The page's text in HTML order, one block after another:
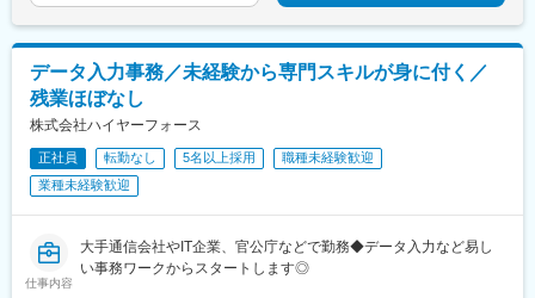
データ入力事務／未経験から専門スキルが身に付く／
残業ほぼなし
株式会社ハイヤーフォース
正社員 転勤なし 5名以上採用
職種未経験歓迎
業種未経験歓迎
仕事内容
大手通信会社やIT企業、官公庁などで勤務◆データ入力など易し
い事務ワークからスタートします◎